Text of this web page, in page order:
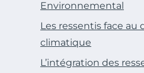
Environnemental
Les ressentis face
climatique
L’intégration des